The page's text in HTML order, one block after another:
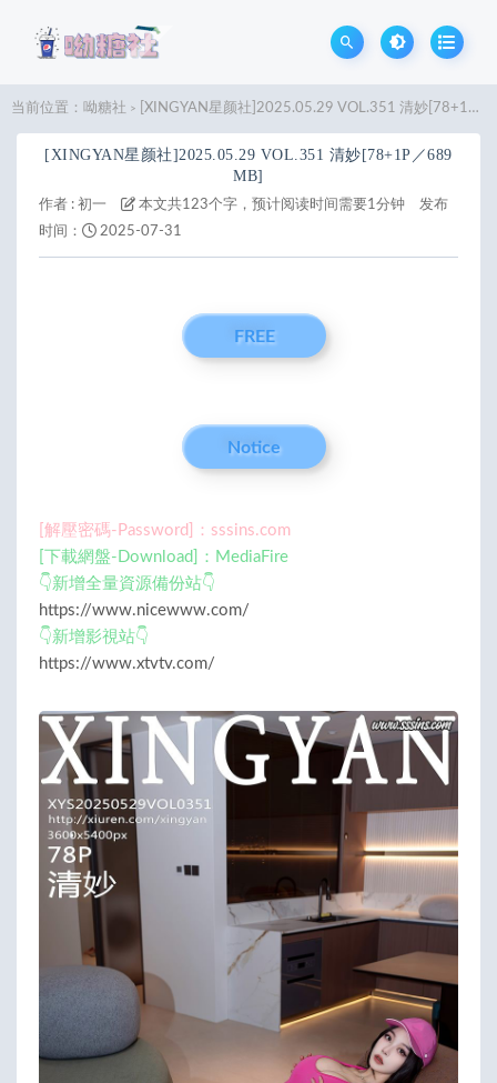
当前位置： 呦糖社 > [XINGYAN星颜社]2025.05.29 VOL.351 清妙[78+1P／689MB]
[XINGYAN星颜社]2025.05.29 VOL.351 清妙[78+1P／689
MB]
作者 : 初一 本文共123个字，预计阅读时间需要1分钟
发布
时间：
2025-07-31
FREE
Notice
[解壓密碼-Password]：sssins.com
[下載網盤-Download]：MediaFire
👇新增全量資源備份站👇
https://www.nicewww.com/
👇新增影視站👇
https://www.xtvtv.com/